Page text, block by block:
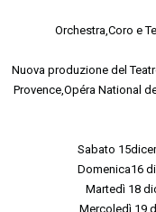
Orchestra,Coro e
Nuova produzione del
Provence,Opéra National
Sabato
Domenica16
Martedì 18
Mercoledì 19